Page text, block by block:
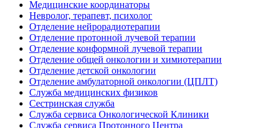
Медицинские координаторы
Невролог, терапевт, психолог
Отделение нейрорадиотерапии
Отделение протонной лучевой терапии
Отделение конформной лучевой терапии
Отделение общей онкологии и химиотерапии
Отделение детской онкологии
Отделение амбулаторной онкологии (ЦПЛТ)
Служба медицинских физиков
Сестринская служба
Служба сервиса Онкологической Клиники
Служба сервиса Протонного Центра